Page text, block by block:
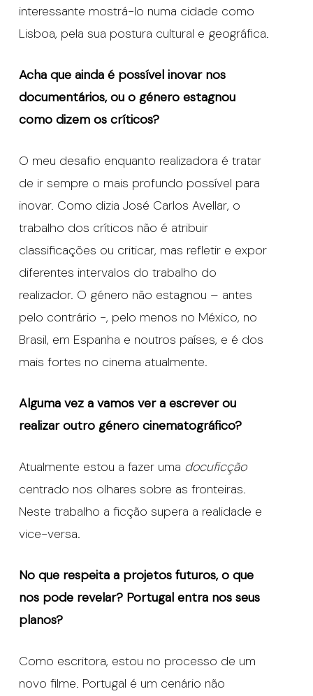
interessante mostrá-lo numa cidade como
Lisboa, pela sua postura cultural e geográfica.
Acha que ainda é possível inovar nos
documentários, ou o género estagnou
como dizem os críticos?
O meu desafio enquanto realizadora é tratar
de ir sempre o mais profundo possível para
inovar. Como dizia José Carlos Avellar, o
trabalho dos críticos não é atribuir
classificações ou criticar, mas refletir e expor
diferentes intervalos do trabalho do
realizador. O género não estagnou – antes
pelo contrário -, pelo menos no México, no
Brasil, em Espanha e noutros países, e é dos
mais fortes no cinema atualmente.
Alguma vez a vamos ver a escrever ou
realizar outro género cinematográfico?
Atualmente estou a fazer uma docuficção
centrado nos olhares sobre as fronteiras.
Neste trabalho a ficção supera a realidade e
vice-versa.
No que respeita a projetos futuros, o que
nos pode revelar? Portugal entra nos seus
planos?
Como escritora, estou no processo de um
novo filme. Portugal é um cenário não